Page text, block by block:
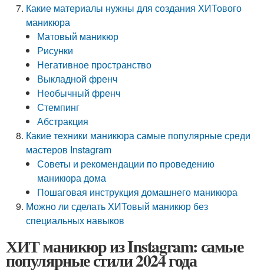
Какие материалы нужны для создания ХИТового
маникюра
Матовый маникюр
Рисунки
Негативное пространство
Выкладной френч
Необычный френч
Стемпинг
Абстракция
Какие техники маникюра самые популярные среди
мастеров Instagram
Советы и рекомендации по проведению
маникюра дома
Пошаговая инструкция домашнего маникюра
Можно ли сделать ХИТовый маникюр без
специальных навыков
ХИТ маникюр из Instagram: самые
популярные стили 2024 года